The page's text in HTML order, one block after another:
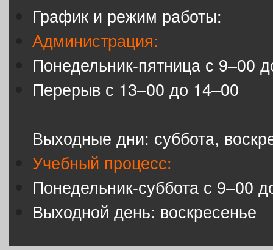
График и режим работы:
Администрация:
Понедельник-пятница с 9–00
Перерыв с 13–00 до 14–00
Выходные дни: суббота,
Учебный процесс:
Понедельник-суббота с 9–00
Выходной день: воскресенье